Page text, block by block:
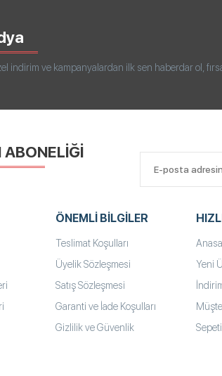
indirim ve kampanyalardan ilk sen haberdar ol,
ABONELİĞİ
ÖNEMLI BILGILER
Teslimat Koşulları
Üyelik Sözleşmesi
Satış Sözleşmesi
Garanti ve İade Koşulları
Gizlilik ve Güvenlik
Yeni